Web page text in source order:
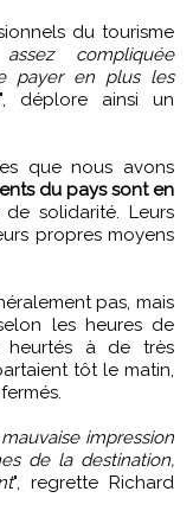
du tourisme
compliquée
payer en plus les
", déplore ainsi un
que nous avons
du pays sont en
solidarité. Leurs
propres moyens
pas, mais
les heures de
heurtés à de très
tôt le matin,
impression
de la destination,
", regrette Richard